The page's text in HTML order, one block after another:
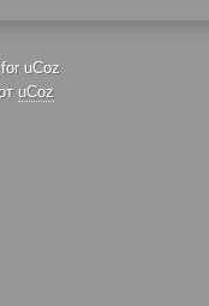
uCoz
uCoz